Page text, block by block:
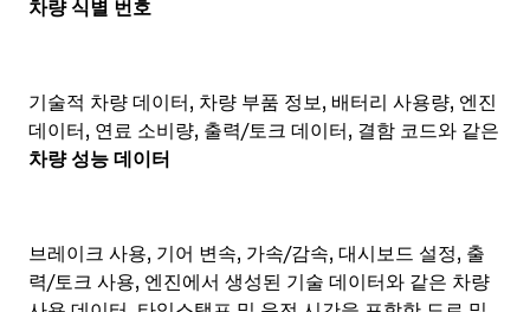
차량 식별 번호
기술적 차량 데이터, 차량 부품 정보, 배터리 사용량, 엔진
데이터, 연료 소비량, 출력/토크 데이터, 결함 코드와 같은
차량 성능 데이터
브레이크 사용, 기어 변속, 가속/감속, 대시보드 설정, 출
력/토크 사용, 엔진에서 생성된 기술 데이터와 같은 차량